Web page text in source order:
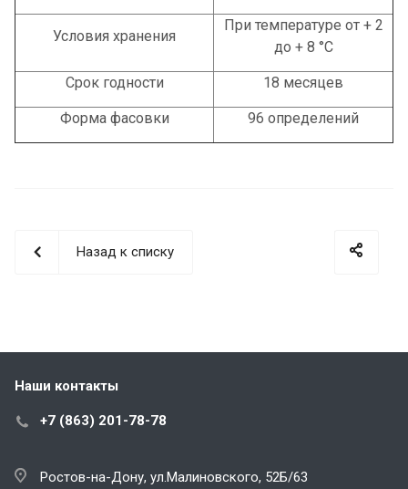
Условия хранения
При температуре от + 2
до + 8 °С
Срок годности 18 месяцев
Форма фасовки 96 определений
Назад к списку
Наши контакты
+7 (863) 201-78-78
Ростов-на-Дону, ул.Малиновского, 52Б/63